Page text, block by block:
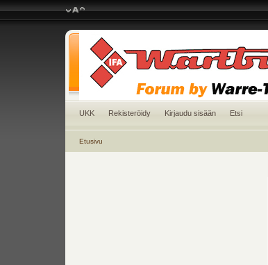
UKK Rekisteröidy Kirjaudu sisään Etsi
Etusivu